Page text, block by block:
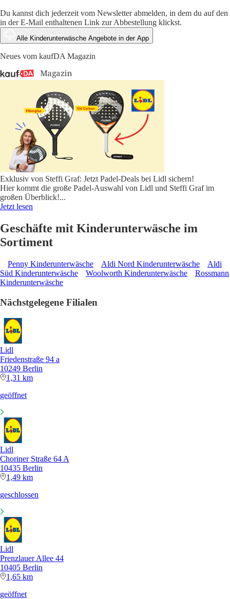
Du kannst dich jederzeit vom Newsletter abmelden, in dem du auf den
in der E-Mail enthaltenen Link zur Abbestellung klickst.
Alle Kinderunterwäsche Angebote in der App
Neues vom kaufDA Magazin
Exklusiv von Steffi Graf: Jetzt Padel-Deals bei Lidl sichern!
Hier kommt die große Padel-Auswahl von Lidl und Steffi Graf im
großen Überblick!...
Jetzt lesen
Geschäfte mit Kinderunterwäsche im
Sortiment
Penny Kinderunterwäsche Aldi Nord Kinderunterwäsche
Aldi
Süd Kinderunterwäsche
Woolworth Kinderunterwäsche
Rossmann
Kinderunterwäsche
Nächstgelegene Filialen
Lidl
Friedenstraße 94 a
10249 Berlin
1,31 km
geöffnet
Lidl
Choriner Straße 64 A
10435 Berlin
1,49 km
geschlossen
Lidl
Prenzlauer Allee 44
10405 Berlin
1,65 km
geöffnet